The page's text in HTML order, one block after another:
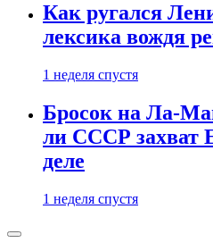
Как ругался
лексика вождя
1 неделя спустя
Бросок на Ла-
ли СССР захват
деле
1 неделя спустя